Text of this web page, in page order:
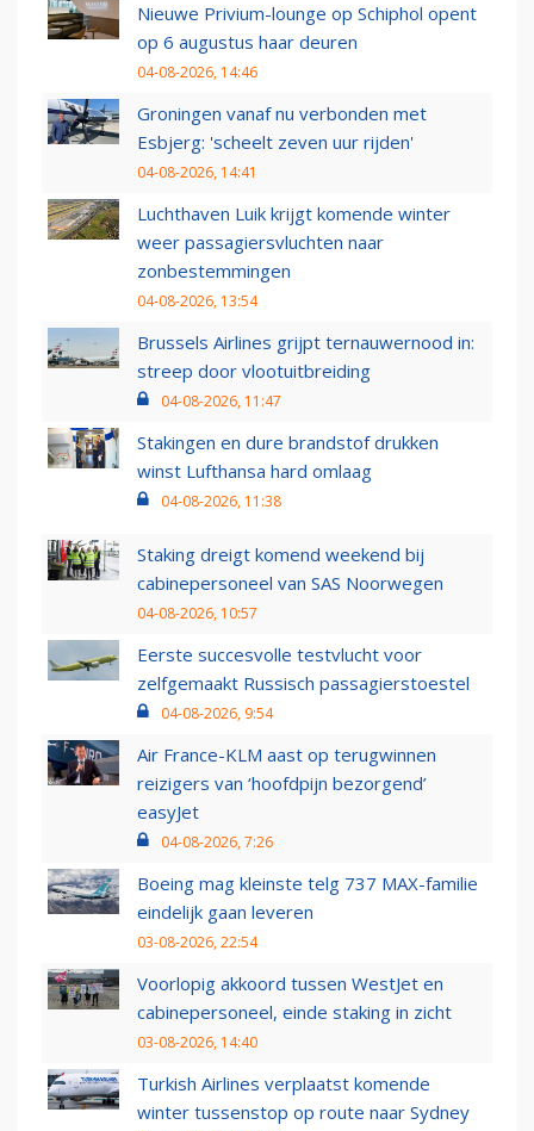
Nieuwe Privium-lounge op Schiphol opent
op 6 augustus haar deuren
04-08-2026, 14:46
Groningen vanaf nu verbonden met
Esbjerg: 'scheelt zeven uur rijden'
04-08-2026, 14:41
Luchthaven Luik krijgt komende winter
weer passagiersvluchten naar
zonbestemmingen
04-08-2026, 13:54
Brussels Airlines grijpt ternauwernood in:
streep door vlootuitbreiding
04-08-2026, 11:47
Stakingen en dure brandstof drukken
winst Lufthansa hard omlaag
04-08-2026, 11:38
Staking dreigt komend weekend bij
cabinepersoneel van SAS Noorwegen
04-08-2026, 10:57
Eerste succesvolle testvlucht voor
zelfgemaakt Russisch passagierstoestel
04-08-2026, 9:54
Air France-KLM aast op terugwinnen
reizigers van ‘hoofdpijn bezorgend’
easyJet
04-08-2026, 7:26
Boeing mag kleinste telg 737 MAX-familie
eindelijk gaan leveren
03-08-2026, 22:54
Voorlopig akkoord tussen WestJet en
cabinepersoneel, einde staking in zicht
03-08-2026, 14:40
Turkish Airlines verplaatst komende
winter tussenstop op route naar Sydney